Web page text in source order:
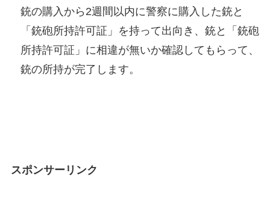
銃の購入から2週間以内に警察に購入した銃と
「銃砲所持許可証」を持って出向き、銃と「銃砲
所持許可証」に相違が無いか確認してもらって、
銃の所持が完了します。
スポンサーリンク